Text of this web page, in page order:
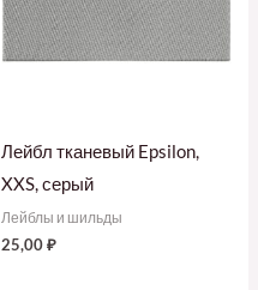
Лейбл тканевый Epsilon,
XXS, серый
Лейблы и шильды
25,00₽